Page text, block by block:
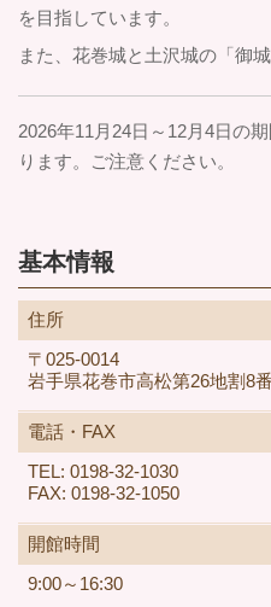
を目指しています。
また、花巻城と土沢城の「御
2026年11月24日～12月4日の
ります。ご注意ください。
基本情報
住所
〒025-0014
岩手県花巻市高松第26地割8
電話・FAX
TEL: 0198-32-1030
FAX: 0198-32-1050
開館時間
9:00～16:30